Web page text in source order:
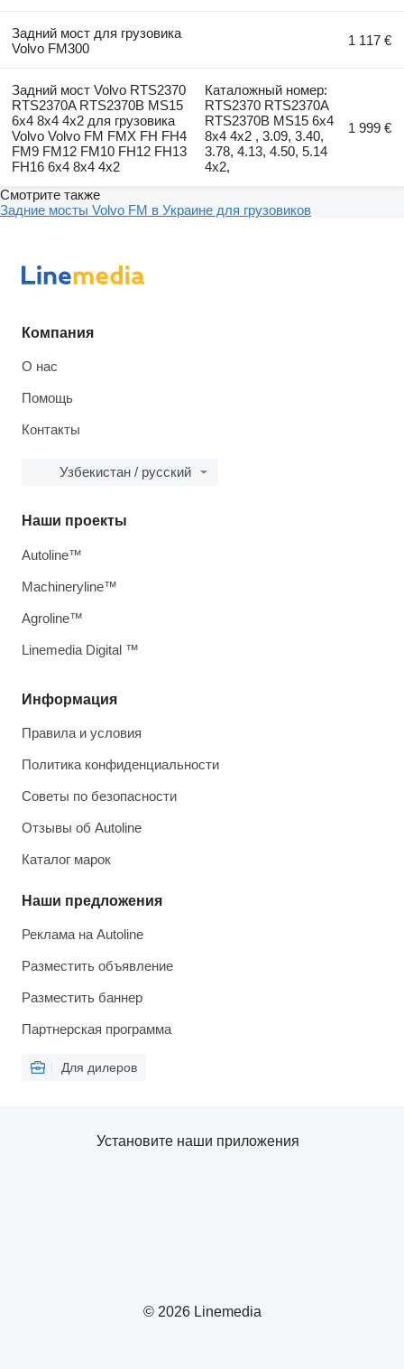
Задний мост для грузовика
Volvo FM300
1 117 €
Задний мост Volvo RTS2370
RTS2370A RTS2370B MS15
6x4 8x4 4x2 для грузовика
Volvo Volvo FM FMX FH FH4
FM9 FM12 FM10 FH12 FH13
FH16 6x4 8x4 4x2
Каталожный номер:
RTS2370 RTS2370A
RTS2370B MS15 6x4
8x4 4x2 , 3.09, 3.40,
3.78, 4.13, 4.50, 5.14
4x2,
1 999 €
Смотрите также
Задние мосты Volvo FM в Украине для грузовиков
Компания
О нас
Помощь
Контакты
Узбекистан / русский
Информация
Правила и условия
Политика конфиденциальности
Советы по безопасности
Отзывы об Autoline
Каталог марок
Наши предложения
Реклама на Autoline
Разместить объявление
Разместить баннер
Партнерская программа
Для дилеров
Наши проекты
Autoline™
Machineryline™
Agroline™
Linemedia Digital ™
© 2026 Linemedia
Установите наши приложения